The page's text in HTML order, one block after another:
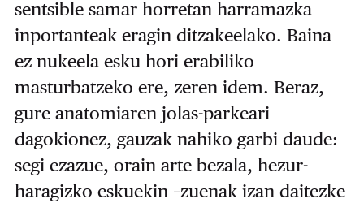
sentsible samar horretan harramazka
inportanteak eragin ditzakeelako. Baina
ez nukeela esku hori erabiliko
masturbatzeko ere, zeren idem. Beraz,
gure anatomiaren jolas-parkeari
dagokionez, gauzak nahiko garbi daude:
segi ezazue, orain arte bezala, hezur-
haragizko eskuekin –zuenak izan daitezke